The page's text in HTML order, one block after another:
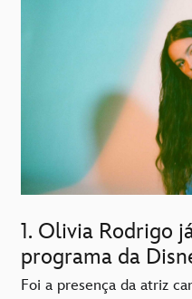
1. Olivia Rodrigo
programa da
Foi a presença da atriz